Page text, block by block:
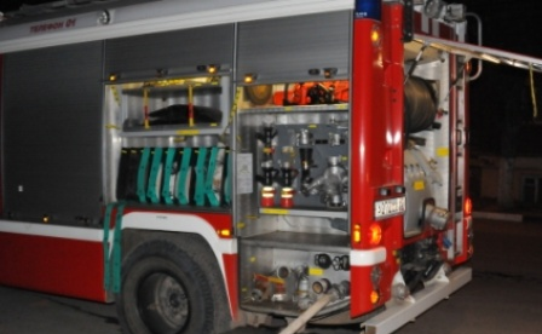
Перейти к основному содержанию